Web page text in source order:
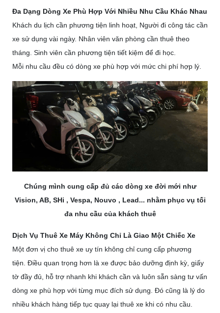
Đa Dạng Dòng Xe Phù Hợp Với Nhiều Nhu Cầu Khác Nhau
Khách du lịch cần phương tiện linh hoạt, Người đi công tác cần
xe sử dụng vài ngày. Nhân viên văn phòng cần thuê theo
tháng. Sinh viên cần phương tiện tiết kiệm để đi học.
Mỗi nhu cầu đều có dòng xe phù hợp với mức chi phí hợp lý.
Chúng mình cung cấp đủ các dòng xe đời mới như
Vision, AB, SHi , Vespa, Nouvo , Lead... nhằm phục vụ tối
đa nhu cầu của khách thuê
Dịch Vụ Thuê Xe Máy Không Chỉ Là Giao Một Chiếc Xe
Một đơn vị cho thuê xe uy tín không chỉ cung cấp phương
tiện. Điều quan trọng hơn là xe được bảo dưỡng định kỳ, giấy
tờ đầy đủ, hỗ trợ nhanh khi khách cần và luôn sẵn sàng tư vấn
dòng xe phù hợp với từng mục đích sử dụng. Đó cũng là lý do
nhiều khách hàng tiếp tục quay lại thuê xe khi có nhu cầu.